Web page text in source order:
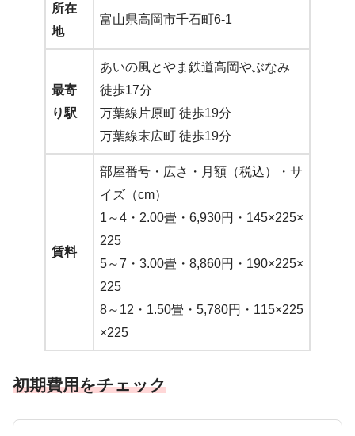
所在
地
富山県高岡市千石町6-1
最寄
り駅
あいの風とやま鉄道高岡やぶなみ
徒歩17分
万葉線片原町 徒歩19分
万葉線末広町 徒歩19分
賃料
部屋番号・広さ・月額（税込）・サ
イズ（cm）
1～4・2.00畳・6,930円・145×225×
225
5～7・3.00畳・8,860円・190×225×
225
8～12・1.50畳・5,780円・115×225
×225
初期費用をチェック